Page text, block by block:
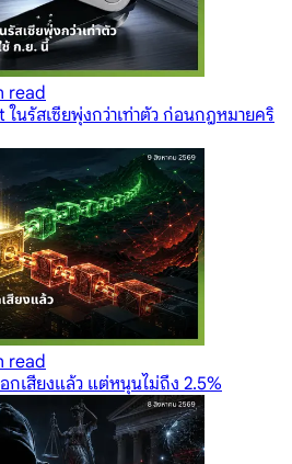
read
นรัสเซียพุ่งกว่าเท่าตัว ก่อนกฎหมายคริ
read
เสียงแล้ว แต่หนุนไม่ถึง 2.5%